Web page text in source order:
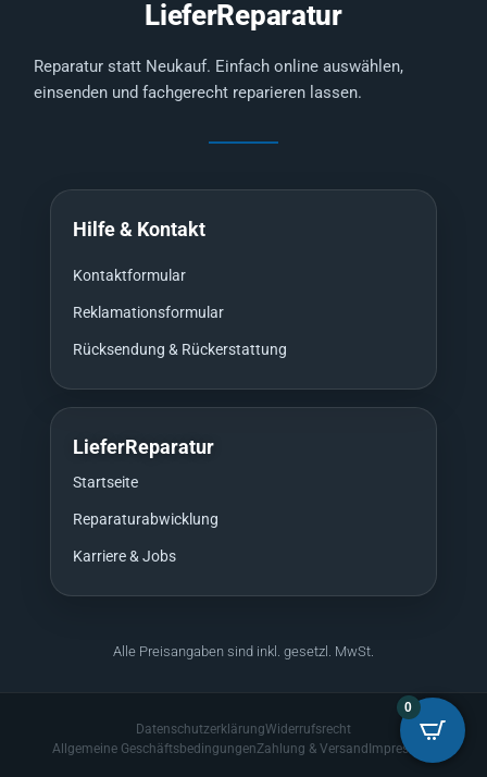
LieferReparatur
Reparatur statt Neukauf. Einfach online auswählen,
einsenden und fachgerecht reparieren lassen.
Hilfe & Kontakt
Kontaktformular
Reklamationsformular
Rücksendung & Rückerstattung
LieferReparatur
Startseite
Reparaturabwicklung
Karriere & Jobs
Alle Preisangaben sind inkl. gesetzl. MwSt.
DatenschutzerklärungWiderrufsrecht
Allgemeine GeschäftsbedingungenZahlung & VersandImpressum
0